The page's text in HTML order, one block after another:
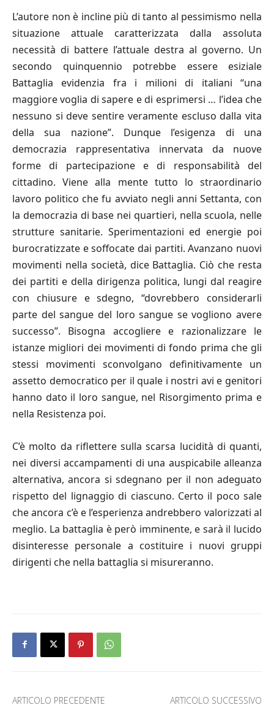
L’autore non è incline più di tanto al pessimismo nella
situazione attuale caratterizzata dalla assoluta
necessità di battere l’attuale destra al governo. Un
secondo quinquennio potrebbe essere esiziale
Battaglia evidenzia fra i milioni di italiani “una
maggiore voglia di sapere e di esprimersi … l’idea che
nessuno si deve sentire veramente escluso dalla vita
della sua nazione”. Dunque l’esigenza di una
democrazia rappresentativa innervata da nuove
forme di partecipazione e di responsabilità del
cittadino. Viene alla mente tutto lo straordinario
lavoro politico che fu avviato negli anni Settanta, con
la democrazia di base nei quartieri, nella scuola, nelle
strutture sanitarie. Sperimentazioni ed energie poi
burocratizzate e soffocate dai partiti. Avanzano nuovi
movimenti nella società, dice Battaglia. Ciò che resta
dei partiti e della dirigenza politica, lungi dal reagire
con chiusure e sdegno, “dovrebbero considerarli
parte del sangue del loro sangue se vogliono avere
successo”. Bisogna accogliere e razionalizzare le
istanze migliori dei movimenti di fondo prima che gli
stessi movimenti sconvolgano definitivamente un
assetto democratico per il quale i nostri avi e genitori
hanno dato il loro sangue, nel Risorgimento prima e
nella Resistenza poi.
C’è molto da riflettere sulla scarsa lucidità di quanti,
nei diversi accampamenti di una auspicabile alleanza
alternativa, ancora si sdegnano per il non adeguato
rispetto del lignaggio di ciascuno. Certo il poco sale
che ancora c’è e l’esperienza andrebbero valorizzati al
meglio. La battaglia è però imminente, e sarà il lucido
disinteresse personale a costituire i nuovi gruppi
dirigenti che nella battaglia si misureranno.
ARTICOLO PRECEDENTE ARTICOLO SUCCESSIVO